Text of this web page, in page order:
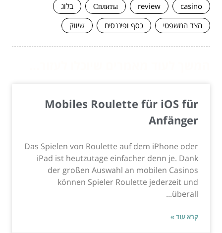
casino
review
Сплиты
בלוג
הצד המשפטי
כסף ופיננסים שיווק
Mobiles Roulette für iOS für
Anfänger
Das Spielen von Roulette auf dem iPhone oder
iPad ist heutzutage einfacher denn je. Dank
der großen Auswahl an mobilen Casinos
können Spieler Roulette jederzeit und
überall...
קרא עוד »